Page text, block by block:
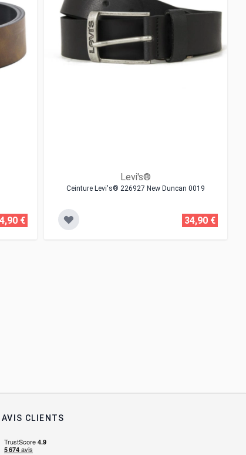
€
Levi's®
Ceinture Levi's® 226927 New Duncan 0019
34,90 €
AVIS CLIENTS